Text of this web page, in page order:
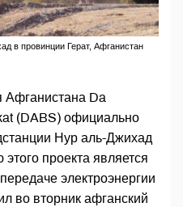
в провинции Герат, Афганистан
Афганистана Da
(DABS) официально
Нур аль-Джихад
проекта является
электроэнергии
во вторник афганский